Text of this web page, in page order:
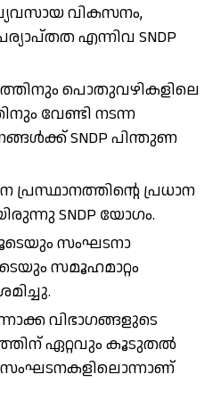
വികസനം,
എന്നിവ SNDP
പൊതുവഴികളിലെ
വേണ്ടി നടന്ന
SNDP പിന്തുണ
പ്രധാന
SNDP യോഗം.
സംഘടനാ
സമൂഹമാറ്റം
വിഭാഗങ്ങളുടെ
ഏറ്റവും കൂടുതൽ